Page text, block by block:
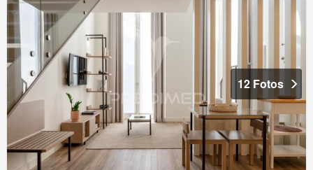
12 Fotos